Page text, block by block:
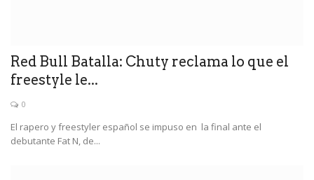
Red Bull Batalla: Chuty reclama lo que el
freestyle le...
0
El rapero y freestyler español se impuso en la final ante el
debutante Fat N, de...